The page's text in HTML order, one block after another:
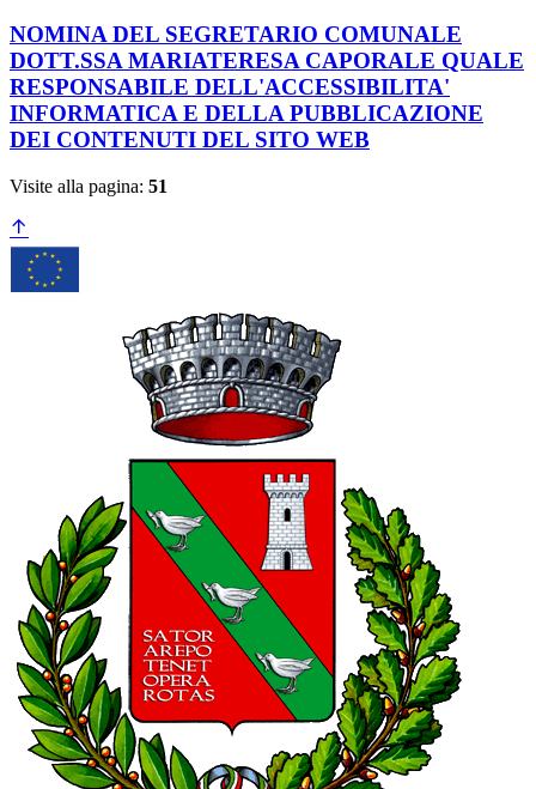
NOMINA DEL SEGRETARIO COMUNALE
DOTT.SSA MARIATERESA CAPORALE QUALE
RESPONSABILE DELL'ACCESSIBILITA'
INFORMATICA E DELLA PUBBLICAZIONE
DEI CONTENUTI DEL SITO WEB
Visite alla pagina: 51